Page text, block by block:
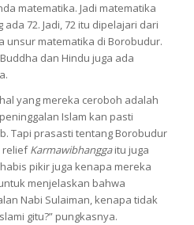
matematika. Jadi matematika
72. Jadi, 72 itu dipelajari dari
unsur matematika di Borobudur.
dan Hindu juga ada
yang mereka ceroboh adalah
Islam kan pasti
Tapi prasasti tentang Borobudur
reliefKarmawibhanggaitu juga
pikir juga kenapa mereka
menjelaskan bahwa
Nabi Sulaiman, kenapa tidak
gitu?” pungkasnya.